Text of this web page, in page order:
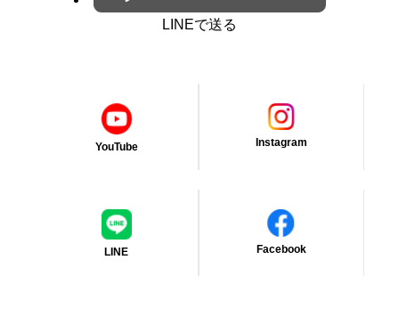
LINEで送る
YouTube Instagram
LINE Facebook